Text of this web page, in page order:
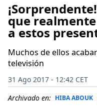
que
a estos
Muchos de ellos
televisión
31 Ago 2017 - 12:42 CET
Archivado en: HIBA ABOUK